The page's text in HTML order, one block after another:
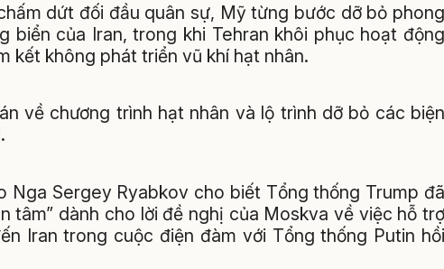
dứt đối đầu quân sự, Mỹ từng bước dỡ bỏ phong
biển của Iran, trong khi Tehran khôi phục hoạt động
kết không phát triển vũ khí hạt nhân.
về chương trình hạt nhân và lộ trình dỡ bỏ các biện
Nga Sergey Ryabkov cho biết Tổng thống Trump đã
tâm” dành cho lời đề nghị của Moskva về việc hỗ trợ
Iran trong cuộc điện đàm với Tổng thống Putin hồi